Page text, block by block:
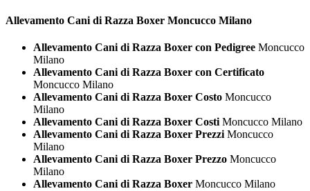
Allevamento Cani di Razza Boxer Moncucco Milano
Allevamento Cani di Razza Boxer con Pedigree Moncucco
Milano
Allevamento Cani di Razza Boxer con Certificato
Moncucco Milano
Allevamento Cani di Razza Boxer Costo Moncucco
Milano
Allevamento Cani di Razza Boxer Costi Moncucco Milano
Allevamento Cani di Razza Boxer Prezzi Moncucco
Milano
Allevamento Cani di Razza Boxer Prezzo Moncucco
Milano
Allevamento Cani di Razza Boxer Moncucco Milano